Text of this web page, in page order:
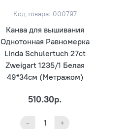
Код товара: 000797
Канва для вышивания
Однотонная Равномерка
Linda Schulertuch 27ct
Zweigart 1235/1 Белая
49*34см (Метражом)
510.30р.
- +